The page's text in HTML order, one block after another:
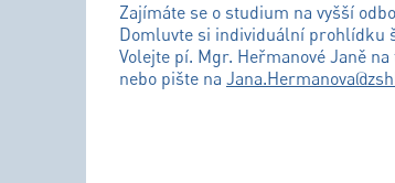
Zajímáte se o studium na vyšší
Domluvte si individuální prohlídku
Volejte pí. Mgr. Heřmanové Janě
nebo pište na